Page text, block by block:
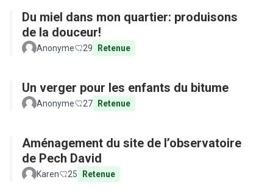
Du miel dans mon quartier: produisons
de la douceur!
Anonyme 29 Retenue
Un verger pour les enfants du bitume
Anonyme 27 Retenue
Aménagement du site de l’observatoire
de Pech David
Karen 25 Retenue